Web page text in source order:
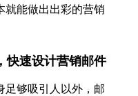
就能做出出彩的营销
快速设计营销邮件
足够吸引人以外，邮